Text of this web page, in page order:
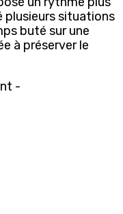
plusieurs situations
buté sur une
à préserver le
-